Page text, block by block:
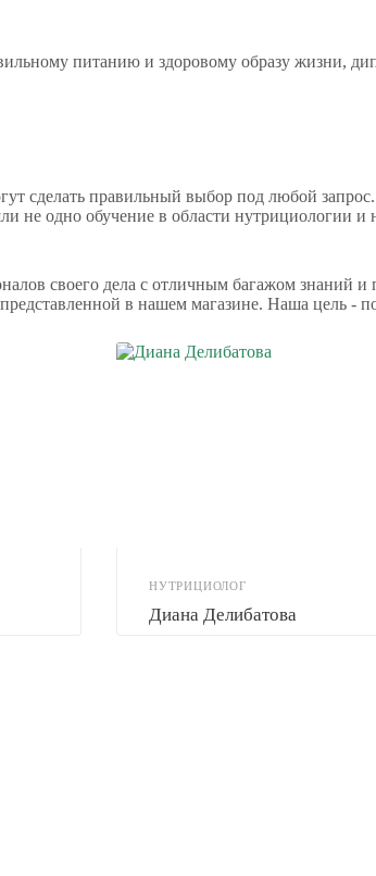
питанию и здоровому образу жизни,
сделать правильный выбор под любой
одно обучение в области нутрициологии и
своего дела с отличным багажом знаний
в нашем магазине. Наша цель -
НУТРИЦИОЛОГ
Диана Делибатова